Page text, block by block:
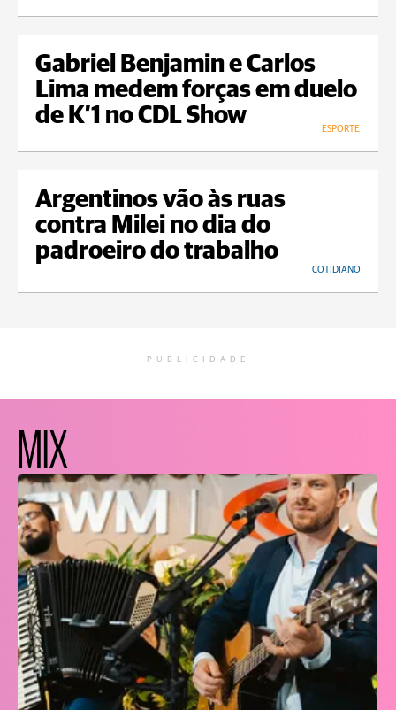
Gabriel Benjamin e Carlos
Lima medem forças em duelo
de K’1 no CDL Show
ESPORTE
Argentinos vão às ruas
contra Milei no dia do
padroeiro do trabalho
COTIDIANO
PUBLICIDADE
MIX